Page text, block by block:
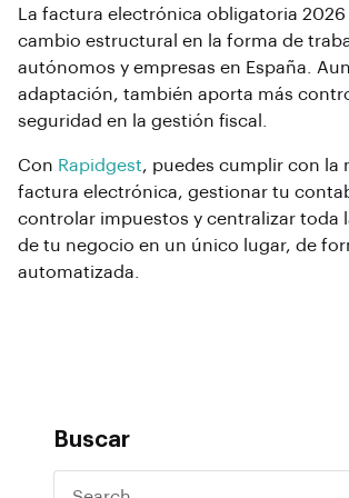
La factura electrónica obligatoria
cambio estructural en la forma de
autónomos y empresas en España.
adaptación, también aporta más
seguridad en la gestión fiscal.
Con Rapidgest, puedes cumplir con la
factura electrónica, gestionar tu
controlar impuestos y centralizar toda
de tu negocio en un único lugar, de
automatizada.
Buscar